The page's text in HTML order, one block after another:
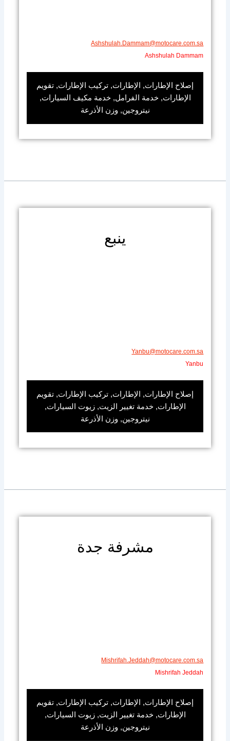
Ashshulah.Dammam@motocare.com.sa​
Ashshulah Dammam
إصلاح الإطارات, الإطارات, تركيب الإطارات, تقويم
الإطارات, خدمة الفرامل, خدمة مكيف السيارات,
نيتروجين, وزن الأذرعة
ينبع
Yanbu@motocare.com.sa​
Yanbu
إصلاح الإطارات, الإطارات, تركيب الإطارات, تقويم
الإطارات, خدمة تغيير الزيت, زيوت السيارات,
نيتروجين, وزن الأذرعة
مشرفة جدة
Mishrifah.Jeddah@motocare.com.sa​
Mishrifah Jeddah
إصلاح الإطارات, الإطارات, تركيب الإطارات, تقويم
الإطارات, خدمة تغيير الزيت, زيوت السيارات,
نيتروجين, وزن الأذرعة